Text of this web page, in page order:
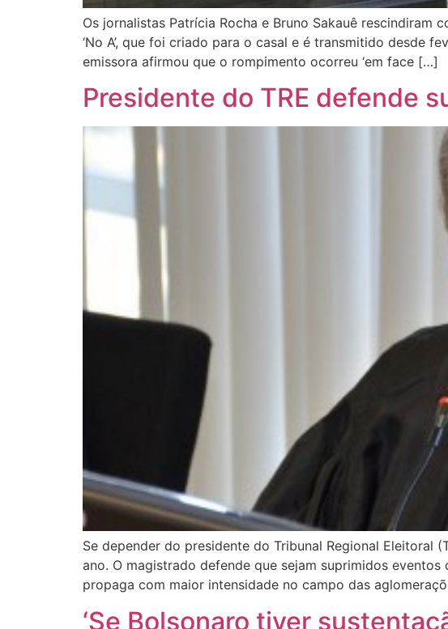
Os jornalistas Patrícia Rocha e Bruno Sakauê
‘No A’, que foi criado para o casal e é transmitido desde
emissora afirmou que o rompimento ocorreu ‘em face […]
Presidente do TRE defende
Se depender do presidente do Tribunal Regional Eleitoral
ano. O magistrado defende que sejam suprimidos
propaga com maior intensidade no campo das
‘Se Bolsonaro tiver